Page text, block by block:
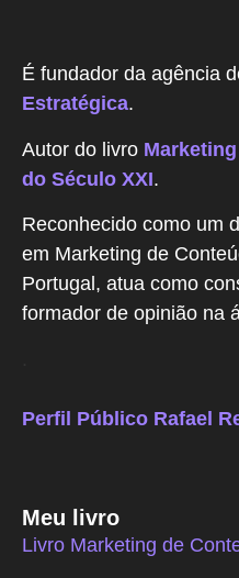
É fundador da agência
Estratégica.
Autor do livro
do Século XXI.
Reconhecido como um
em Marketing de
Portugal, atua como
formador de opinião na
Perfil Público Rafael
Meu livro
Livro Marketing de